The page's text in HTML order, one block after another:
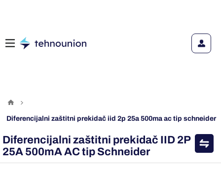
diferencijalni zaštitni prekidač iid 2p 25a 500ma ac tip schneider
Diferencijalni zaštitni prekidač IID 2P
25A 500mA AC tip Schneider